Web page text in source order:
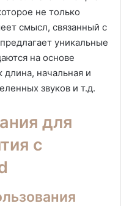
не только
смысл, связанный с
уникальные
на основе
длина, начальная и
звуков и т.д.
для
с